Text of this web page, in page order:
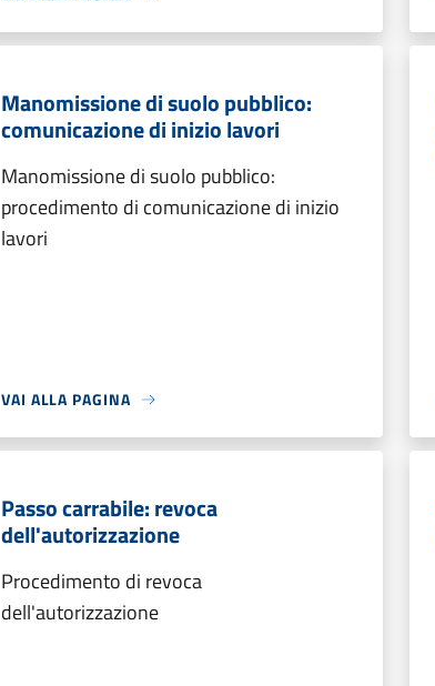
Manomissione di suolo pubblico:
comunicazione di inizio lavori
Manomissione di suolo pubblico:
procedimento di comunicazione di inizio
lavori
VAI ALLA PAGINA
Passo carrabile: revoca
dell'autorizzazione
Procedimento di revoca
dell'autorizzazione